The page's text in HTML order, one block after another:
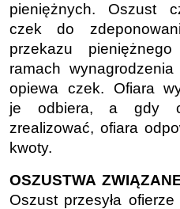
pieniężnych. Oszust
czek do
przekazu
ramach
opiewa czek. Ofiara
je odbiera, a gdy
zrealizować, ofiara
kwoty.
OSZUSTWA
Oszust przesyła